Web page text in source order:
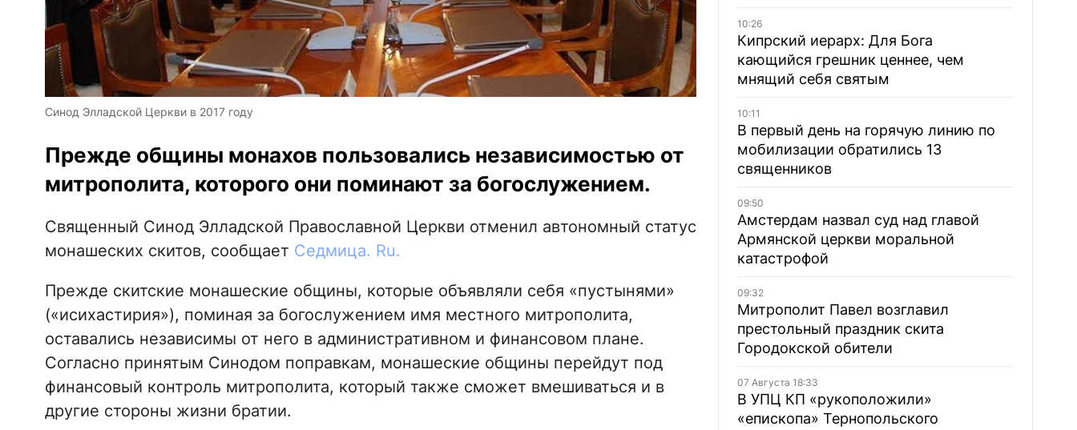
Синод Элладской Церкви в 2017 году
Прежде общины монахов пользовались независимостью от
митрополита, которого они поминают за богослужением.
Священный Синод Элладской Православной Церкви отменил автономный статус
монашеских скитов, сообщает Седмица. Ru.
Прежде скитские монашеские общины, которые объявляли себя «пустынями»
(«исихастирия»), поминая за богослужением имя местного митрополита,
оставались независимы от него в административном и финансовом плане.
Согласно принятым Синодом поправкам, монашеские общины перейдут под
финансовый контроль митрополита, который также сможет вмешиваться и в
другие стороны жизни братии.
10:26
Кипрский иерарх: Для Бога
кающийся грешник ценнее, чем
мнящий себя святым
10:11
В первый день на горячую линию по
мобилизации обратились 13
священников
09:50
Амстердам назвал суд над главой
Армянской церкви моральной
катастрофой
09:32
Митрополит Павел возглавил
престольный праздник скита
Городокской обители
07 Августа 18:33
В УПЦ КП «рукоположили»
«епископа» Тернопольского